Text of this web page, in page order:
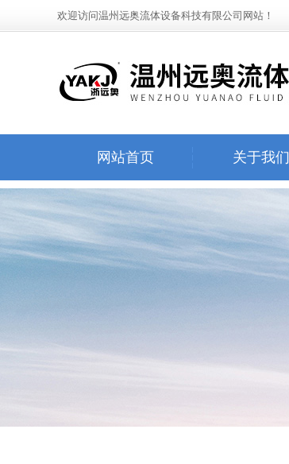
欢迎访问温州远奥流体设备科技有限公司网站！
网站首页 关于我们